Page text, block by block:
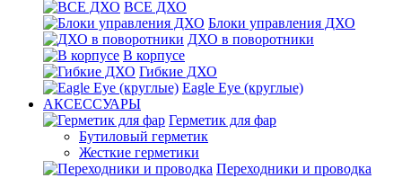
ВСЕ ДХО
Блоки управления ДХО
ДХО в поворотники
В корпусе
Гибкие ДХО
Eagle Eye (круглые)
АКСЕССУАРЫ
Герметик для фар
Бутиловый герметик
Жесткие герметики
Переходники и проводка